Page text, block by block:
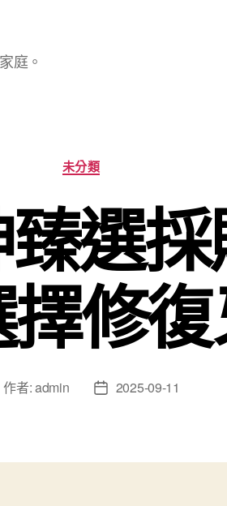
庭。
分
類
未分類
選
修
作者:admin
文
日
2025-09-11